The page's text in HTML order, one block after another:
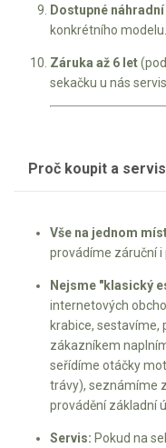
Dostupné
konkrétního modelu.
Záruka až 6 let
sekačku u nás
Proč koupit a
Vše na jednom
provádíme záruční i
Nejsme "klasický
internetových
krabice, sestavíme,
zákazníkem
seřídíme otáčky
trávy), seznámíme
provádění základní
Servis: Pokud na